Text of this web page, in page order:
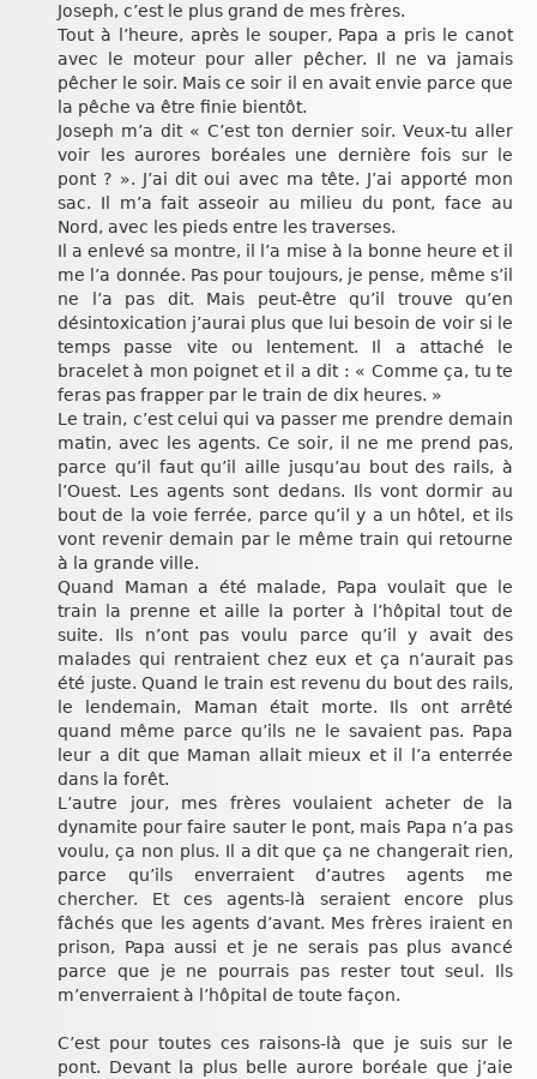
Joseph, c’est le plus grand de mes frères.
Tout à l’heure, après le souper, Papa a pris le canot
avec le moteur pour aller pêcher. Il ne va jamais
pêcher le soir. Mais ce soir il en avait envie parce que
la pêche va être finie bientôt.
Joseph m’a dit « C’est ton dernier soir. Veux-tu aller
voir les aurores boréales une dernière fois sur le
pont ? ». J’ai dit oui avec ma tête. J’ai apporté mon
sac. Il m’a fait asseoir au milieu du pont, face au
Nord, avec les pieds entre les traverses.
Il a enlevé sa montre, il l’a mise à la bonne heure et il
me l’a donnée. Pas pour toujours, je pense, même s’il
ne l’a pas dit. Mais peut-être qu’il trouve qu’en
désintoxication j’aurai plus que lui besoin de voir si le
temps passe vite ou lentement. Il a attaché le
bracelet à mon poignet et il a dit : « Comme ça, tu te
feras pas frapper par le train de dix heures. »
Le train, c’est celui qui va passer me prendre demain
matin, avec les agents. Ce soir, il ne me prend pas,
parce qu’il faut qu’il aille jusqu’au bout des rails, à
l’Ouest. Les agents sont dedans. Ils vont dormir au
bout de la voie ferrée, parce qu’il y a un hôtel, et ils
vont revenir demain par le même train qui retourne
à la grande ville.
Quand Maman a été malade, Papa voulait que le
train la prenne et aille la porter à l’hôpital tout de
suite. Ils n’ont pas voulu parce qu’il y avait des
malades qui rentraient chez eux et ça n’aurait pas
été juste. Quand le train est revenu du bout des rails,
le lendemain, Maman était morte. Ils ont arrêté
quand même parce qu’ils ne le savaient pas. Papa
leur a dit que Maman allait mieux et il l’a enterrée
dans la forêt.
L’autre jour, mes frères voulaient acheter de la
dynamite pour faire sauter le pont, mais Papa n’a pas
voulu, ça non plus. Il a dit que ça ne changerait rien,
parce qu’ils enverraient d’autres agents me
chercher. Et ces agents-là seraient encore plus
fâchés que les agents d’avant. Mes frères iraient en
prison, Papa aussi et je ne serais pas plus avancé
parce que je ne pourrais pas rester tout seul. Ils
m’enverraient à l’hôpital de toute façon.
C’est pour toutes ces raisons-là que je suis sur le
pont. Devant la plus belle aurore boréale que j’aie